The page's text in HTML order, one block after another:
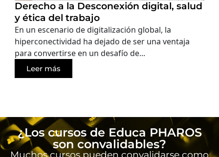
Derecho a la Desconexión digital, salud
y ética del trabajo
En un escenario de digitalización global, la
hiperconectividad ha dejado de ser una ventaja
para convertirse en un desafío de...
Leer más
¿Los cursos de Educa PHAROS
son convalidables?